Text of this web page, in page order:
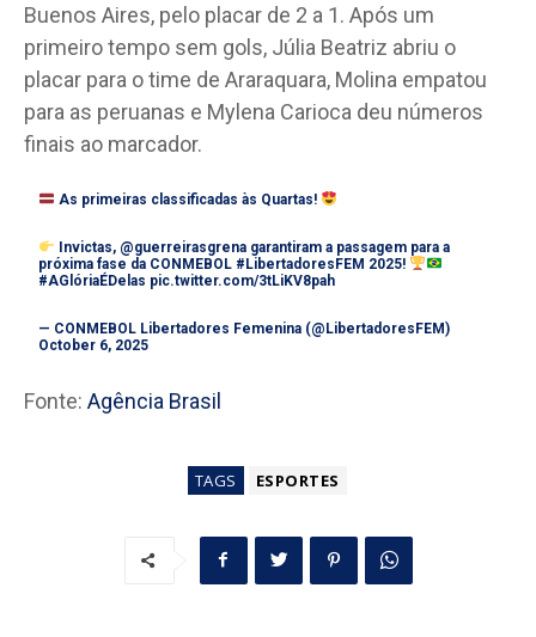
Buenos Aires, pelo placar de 2 a 1. Após um
primeiro tempo sem gols, Júlia Beatriz abriu o
placar para o time de Araraquara, Molina empatou
para as peruanas e Mylena Carioca deu números
finais ao marcador.
As primeiras classificadas às Quartas!
Invictas, @guerreirasgrenagarantiram a passagem para a
próxima fase da CONMEBOL #LibertadoresFEM 2025!
#AGlóriaÉDelas pic.twitter.com/3tLiKV8pah
— CONMEBOL Libertadores Femenina (@LibertadoresFEM)
October 6, 2025
Fonte: Agência Brasil
TAGS ESPORTES